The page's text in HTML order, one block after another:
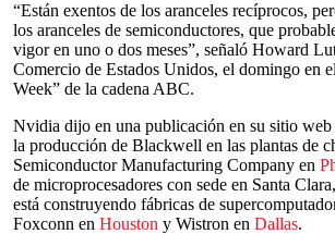
“Están exentos de los aranceles recíprocos,
los aranceles de semiconductores, que
vigor en uno o dos meses”, señaló Howard
Comercio de Estados Unidos, el domingo en
Week” de la cadena ABC.
Nvidia dijo en una publicación en su sitio web
la producción de Blackwell en las plantas de
Semiconductor Manufacturing Company en
de microprocesadores con sede en Santa Clara,
está construyendo fábricas de
Foxconn en Houston y Wistron en Dallas.